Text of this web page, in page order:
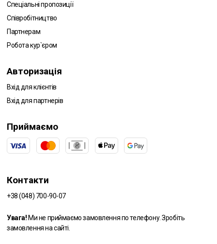
Спеціальні пропозиції
Співробітництво
Партнерам
Робота кур`єром
Авторизація
Вхід для клієнтів
Вхід для партнерів
Приймаємо
Контакти
+38 (048) 700-90-07
Увага! Ми не приймаємо замовлення по телефону. Зробіть
замовлення на сайті.